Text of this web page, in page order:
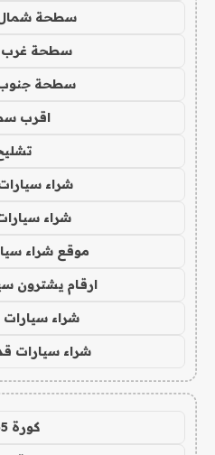
سطحة شمال
سطحة غرب
سطحة جنوب
اقرب
شراء
شراء
موقع شراء
ارقام يشترون
شراء
شراء سيارات
كورة 365